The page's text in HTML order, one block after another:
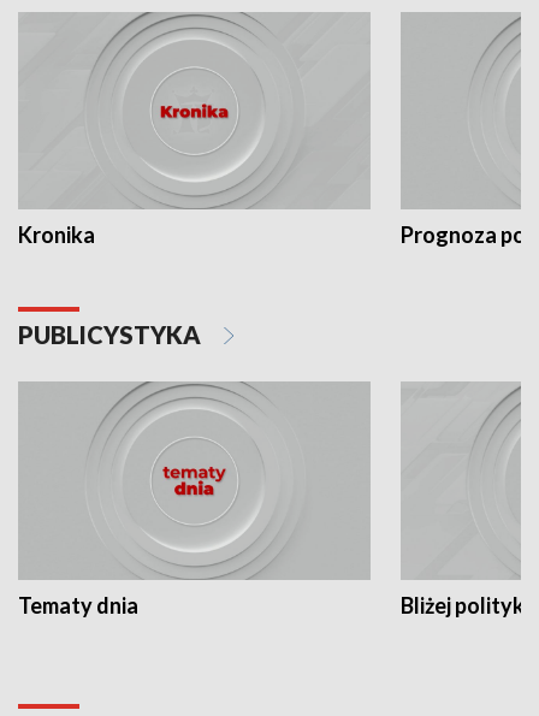
Kronika Prognoza
PUBLICYSTYKA
Tematy dnia Bliżej polityki